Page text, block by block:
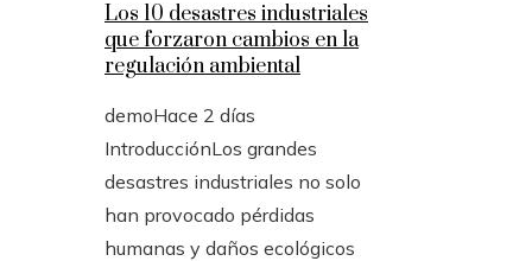
Los 10 desastres industriales
que forzaron cambios en la
regulación ambiental
demoHace 2 días
IntroducciónLos grandes
desastres industriales no solo
han provocado pérdidas
humanas y daños ecológicos